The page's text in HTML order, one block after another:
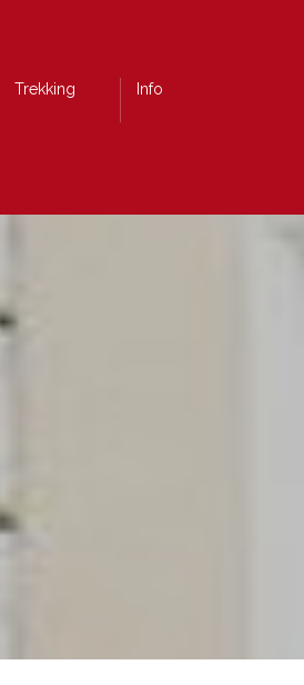
Trekking Info